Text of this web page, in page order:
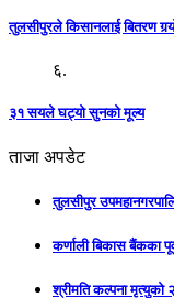
तुलसीपुरले किसानलाई बितरण
६.
३१ सयले घट्यो सुनको मूल्य
ताजा अपडेट
तुलसीपुर
कर्णाली बिकास बैंकका
श्रीमति कल्पना मृत्युको